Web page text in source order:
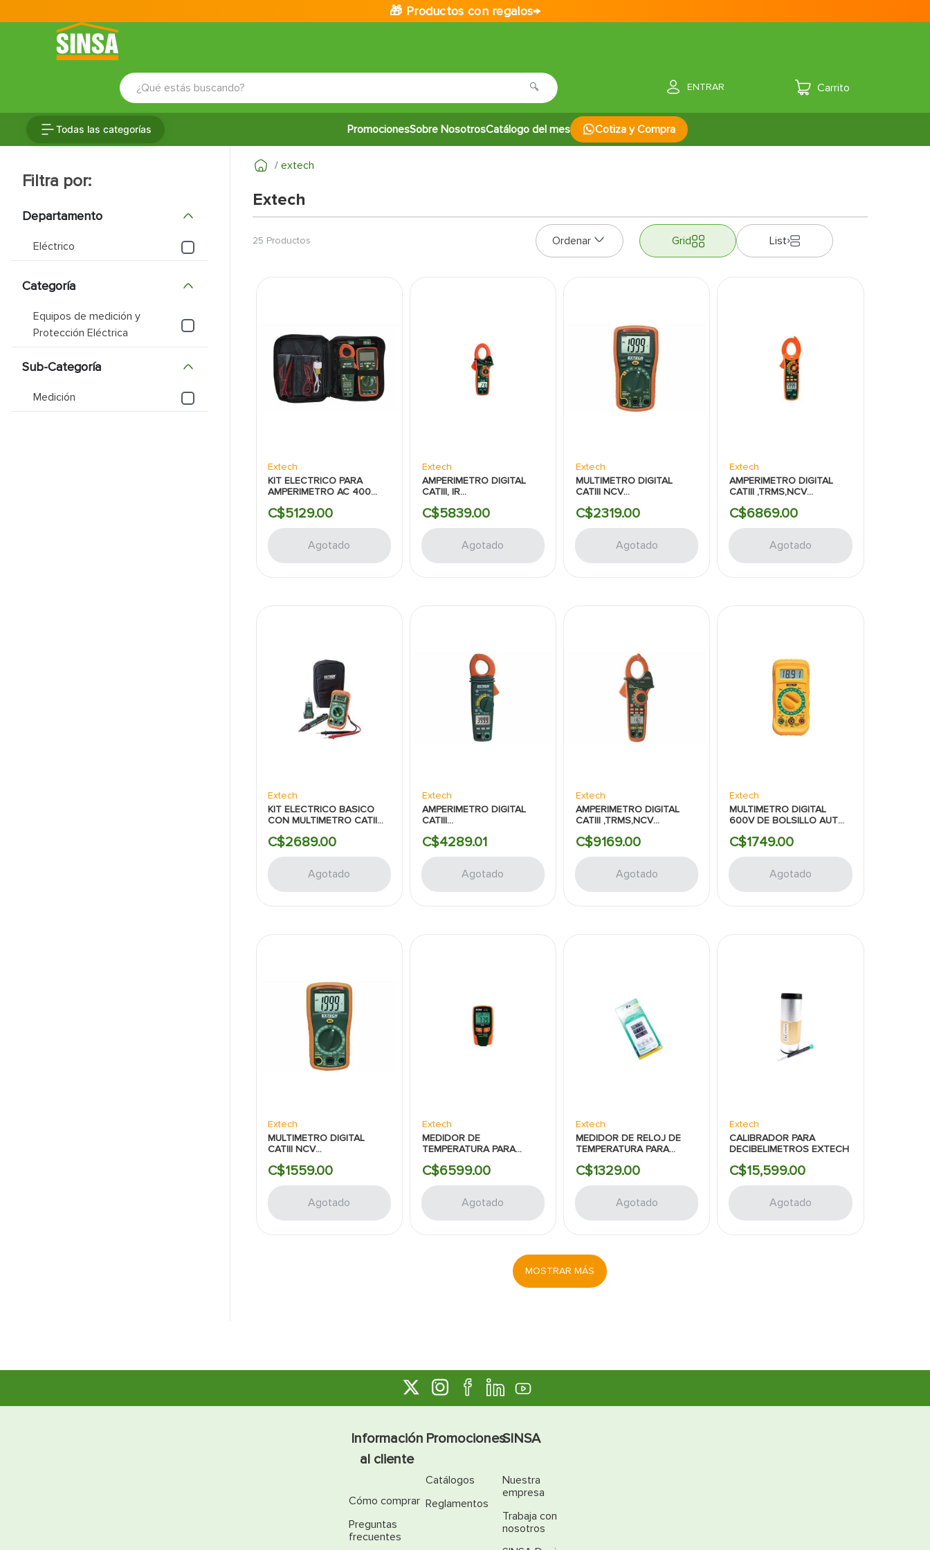
🎁 Productos con regalos→
¿Qué estás buscando?
ENTRAR
Todas las categorías PromocionesSobre NosotrosCatálogo del mes Cotiza y Compra
Departamento
Eléctrico
Categoría
Equipos de medición y
Protección Eléctrica
Sub-Categoría
Medición
extech
Extech
25 Productos Grid List
Extech
KIT ELECTRICO PARA
AMPERIMETRO AC 400
TRMS EXTECH
C$5129.00
Agotado
Extech
AMPERIMETRO DIGITAL
CATIII, IR
C$5839.00
Agotado
Extech
MULTIMETRO DIGITAL
CATIII NCV
C$2319.00
Agotado
Extech
AMPERIMETRO DIGITAL
CATIII ,TRMS,NCV
DC:TEMPERATURA
C$6869.00
Agotado
Extech
KIT ELECTRICO BASICO
CON MULTIMETRO CATII
MAS POLARIDAD EXTECH
C$2689.00
Agotado
Extech
AMPERIMETRO DIGITAL
CATIII
C$4289.01
Agotado
Extech
AMPERIMETRO DIGITAL
CATIII ,TRMS,NCV
C$9169.00
Agotado
Extech
MULTIMETRO DIGITAL
600V DE BOLSILLO AUTO
C$1749.00
Agotado
Extech
MULTIMETRO DIGITAL
CATIII NCV
C$1559.00
Agotado
Extech
MEDIDOR DE
TEMPERATURA PARA
EXTECH
C$6599.00
Agotado
Extech
MEDIDOR DE RELOJ DE
TEMPERATURA PARA
C$1329.00
Agotado
Extech
CALIBRADOR PARA
DECIBELIMETROS EXTECH
C$15,599.00
Agotado
MOSTRAR MÁS
Información
al cliente
Cómo comprar
Preguntas
frecuentes
Promociones
Catálogos
Reglamentos
SINSA
Nuestra
empresa
Trabaja con
nosotros
6.
azulejo
8
9.